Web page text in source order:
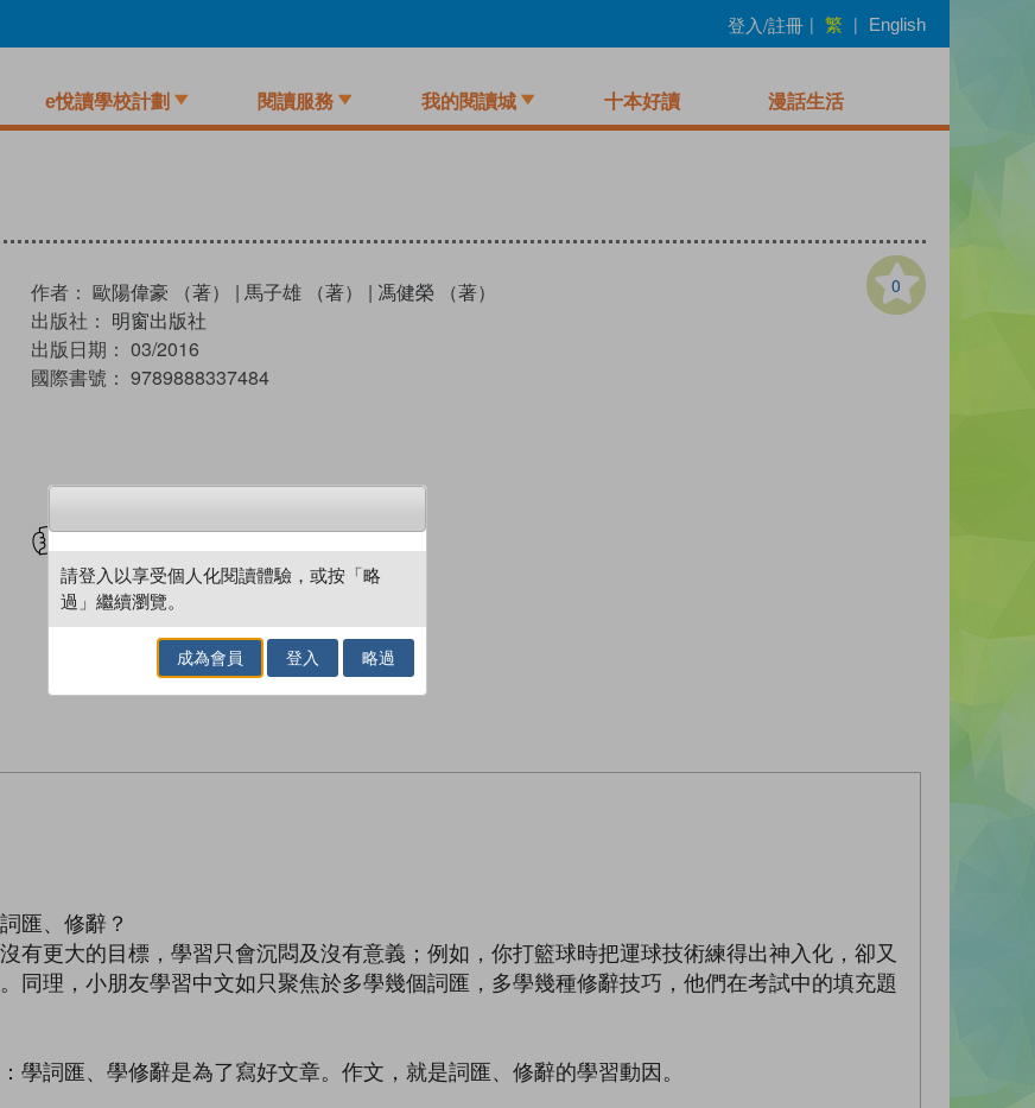
登入/註冊 | 繁 | English
e悅讀學校計劃 閱讀服務 我的閱讀城 十本好讀 漫話生活
0
作者： 歐陽偉豪 （著） | 馬子雄 （著） | 馮健榮 （著）
出版社： 明窗出版社
出版日期： 03/2016
國際書號： 9789888337484
匯、修辭？
有更大的目標，學習只會沉悶及沒有意義；例如，你打籃球時把運球技術練得出神入化，卻又
同理，小朋友學習中文如只聚焦於多學幾個詞匯，多學幾種修辭技巧，他們在考試中的填充題
學詞匯、學修辭是為了寫好文章。作文，就是詞匯、修辭的學習動因。
請登入以享受個人化閱讀體驗，或按「略
過」繼續瀏覽。
成為會員 登入 略過